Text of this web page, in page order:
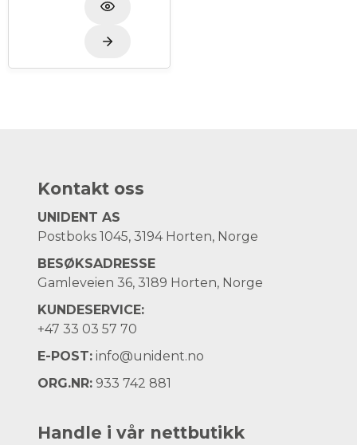
Kontakt oss
UNIDENT AS
Postboks 1045, 3194 Horten, Norge
BESØKSADRESSE
Gamleveien 36, 3189 Horten, Norge
KUNDESERVICE:
+4733 03 57 70
E-POST: info@unident.no
ORG.NR: 933 742 881
Handle i vår nettbutikk